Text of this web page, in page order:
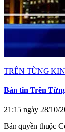
TRÊN TỪNG
Bản tin Trên
21:15 ngày 28/10/
Bản quyền thuộc